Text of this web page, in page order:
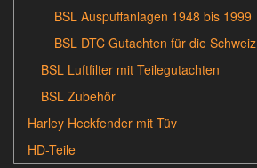
BSL Auspuffanlagen 1948 bis 1999
BSL DTC Gutachten für die Schweiz
BSL Luftfilter mit Teilegutachten
BSL Zubehör
Harley Heckfender mit Tüv
HD-Teile